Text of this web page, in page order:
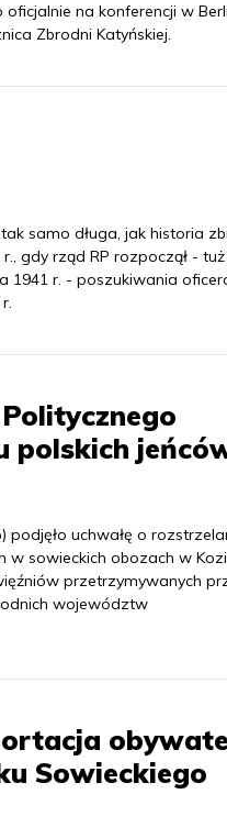
na konferencji w
Zbrodni Katyńskiej.
samo długa, jak historia
gdy rząd RP rozpoczął -
1941 r. - poszukiwania
polskich
podjęło uchwałę o
w sowieckich obozach w
przetrzymywanych
województw
Sowieckiego